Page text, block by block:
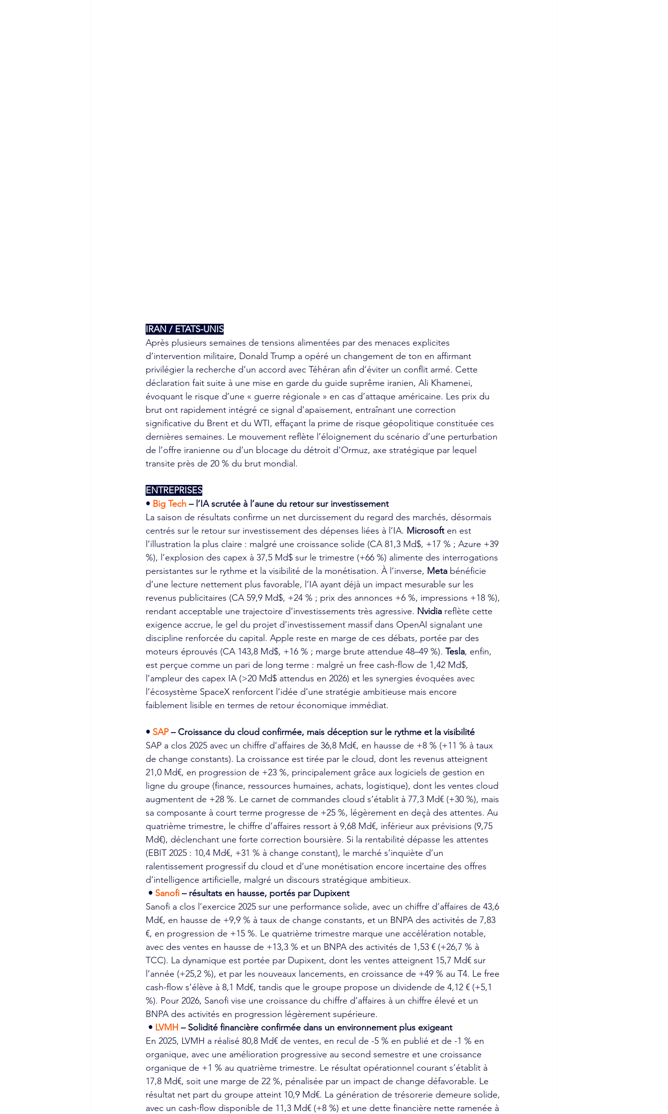
IRAN / ETATS-UNIS
Après plusieurs semaines de tensions alimentées par des menaces explicites
d’intervention militaire, Donald Trump a opéré un changement de ton en affirmant
privilégier la recherche d’un accord avec Téhéran afin d’éviter un conflit armé. Cette
déclaration fait suite à une mise en garde du guide suprême iranien, Ali Khamenei,
évoquant le risque d’une « guerre régionale » en cas d’attaque américaine. Les prix du
brut ont rapidement intégré ce signal d’apaisement, entraînant une correction
significative du Brent et du WTI, effaçant la prime de risque géopolitique constituée ces
dernières semaines. Le mouvement reflète l’éloignement du scénario d’une perturbation
de l’offre iranienne ou d’un blocage du détroit d’Ormuz, axe stratégique par lequel
transite près de 20 % du brut mondial.
ENTREPRISES
• Big Tech – l’IA scrutée à l’aune du retour sur investissement
La saison de résultats confirme un net durcissement du regard des marchés, désormais
centrés sur le retour sur investissement des dépenses liées à l’IA. Microsoft en est
l’illustration la plus claire : malgré une croissance solide (CA 81,3 Md$, +17 % ; Azure +39
%), l’explosion des capex à 37,5 Md$ sur le trimestre (+66 %) alimente des interrogations
persistantes sur le rythme et la visibilité de la monétisation. À l’inverse, Meta bénéficie
d’une lecture nettement plus favorable, l’IA ayant déjà un impact mesurable sur les
revenus publicitaires (CA 59,9 Md$, +24 % ; prix des annonces +6 %, impressions +18 %),
rendant acceptable une trajectoire d’investissements très agressive. Nvidia reflète cette
exigence accrue, le gel du projet d’investissement massif dans OpenAI signalant une
discipline renforcée du capital. Apple reste en marge de ces débats, portée par des
moteurs éprouvés (CA 143,8 Md$, +16 % ; marge brute attendue 48–49 %). Tesla, enfin,
est perçue comme un pari de long terme : malgré un free cash-flow de 1,42 Md$,
l’ampleur des capex IA (>20 Md$ attendus en 2026) et les synergies évoquées avec
l’écosystème SpaceX renforcent l’idée d’une stratégie ambitieuse mais encore
faiblement lisible en termes de retour économique immédiat.
• SAP – Croissance du cloud confirmée, mais déception sur le rythme et la visibilité
SAP a clos 2025 avec un chiffre d’affaires de 36,8 Md€, en hausse de +8 % (+11 % à taux
de change constants). La croissance est tirée par le cloud, dont les revenus atteignent
21,0 Md€, en progression de +23 %, principalement grâce aux logiciels de gestion en
ligne du groupe (finance, ressources humaines, achats, logistique), dont les ventes cloud
augmentent de +28 %. Le carnet de commandes cloud s’établit à 77,3 Md€ (+30 %), mais
sa composante à court terme progresse de +25 %, légèrement en deçà des attentes. Au
quatrième trimestre, le chiffre d’affaires ressort à 9,68 Md€, inférieur aux prévisions (9,75
Md€), déclenchant une forte correction boursière. Si la rentabilité dépasse les attentes
(EBIT 2025 : 10,4 Md€, +31 % à change constant), le marché s’inquiète d’un
ralentissement progressif du cloud et d’une monétisation encore incertaine des offres
d’intelligence artificielle, malgré un discours stratégique ambitieux.
• Sanofi – résultats en hausse, portés par Dupixent
Sanofi a clos l’exercice 2025 sur une performance solide, avec un chiffre d’affaires de 43,6
Md€, en hausse de +9,9 % à taux de change constants, et un BNPA des activités de 7,83
€, en progression de +15 %. Le quatrième trimestre marque une accélération notable,
avec des ventes en hausse de +13,3 % et un BNPA des activités de 1,53 € (+26,7 % à
TCC). La dynamique est portée par Dupixent, dont les ventes atteignent 15,7 Md€ sur
l’année (+25,2 %), et par les nouveaux lancements, en croissance de +49 % au T4. Le free
cash-flow s’élève à 8,1 Md€, tandis que le groupe propose un dividende de 4,12 € (+5,1
%). Pour 2026, Sanofi vise une croissance du chiffre d’affaires à un chiffre élevé et un
BNPA des activités en progression légèrement supérieure.
• LVMH – Solidité financière confirmée dans un environnement plus exigeant
En 2025, LVMH a réalisé 80,8 Md€ de ventes, en recul de -5 % en publié et de -1 % en
organique, avec une amélioration progressive au second semestre et une croissance
organique de +1 % au quatrième trimestre. Le résultat opérationnel courant s’établit à
17,8 Md€, soit une marge de 22 %, pénalisée par un impact de change défavorable. Le
résultat net part du groupe atteint 10,9 Md€. La génération de trésorerie demeure solide,
avec un cash-flow disponible de 11,3 Md€ (+8 %) et une dette financière nette ramenée à